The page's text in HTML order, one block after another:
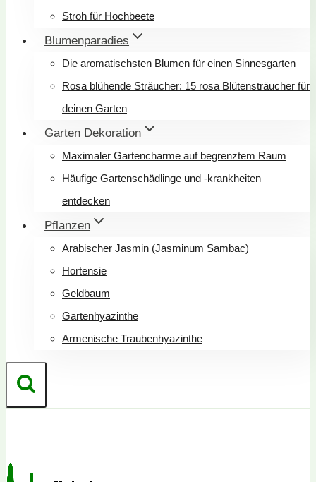
Stroh für Hochbeete
Blumenparadies
Die aromatischsten Blumen für einen Sinnesgarten
Rosa blühende Sträucher: 15 rosa Blütensträucher für
deinen Garten
Garten Dekoration
Maximaler Gartencharme auf begrenztem Raum
Häufige Gartenschädlinge und -krankheiten
entdecken
Pflanzen
Arabischer Jasmin (Jasminum Sambac)
Hortensie
Geldbaum
Gartenhyazinthe
Armenische Traubenhyazinthe